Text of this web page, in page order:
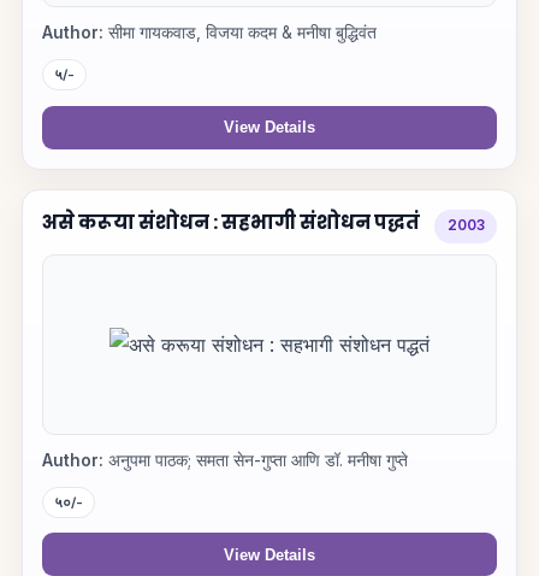
Author: सीमा गायकवाड, विजया कदम & मनीषा बुद्धिवंत
५/-
View Details
असे करूया संशोधन : सहभागी संशोधन पद्धतं 2003
Author: अनुपमा पाठक; समता सेन-गुप्ता आणि डॉ. मनीषा गुप्ते
५०/-
View Details